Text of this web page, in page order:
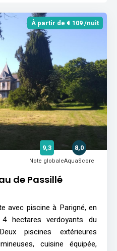
À partir de € 109 /nuit
de Passillé
9,3
Note globale
8,0
AquaScore
avec piscine à Parigné, en
hectares verdoyants du
piscines extérieures
cuisine équipée,